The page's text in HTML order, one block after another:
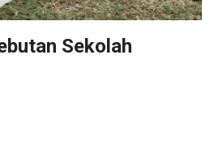
Sekolah